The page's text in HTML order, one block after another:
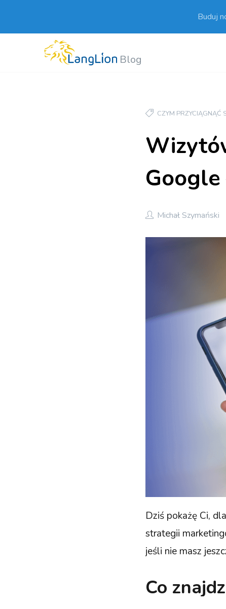
Buduj
Blog
CZYM PRZYCIĄGNĄĆ
Michał Szymański
Dziś pokażę Ci,
strategii
jeśli nie masz
Co